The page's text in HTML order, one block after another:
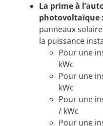
La prime à
photovoltaïque :
panneaux
la puissance
Pour une
kWc
Pour une
kWc
Pour une
/ kWc
Pour une